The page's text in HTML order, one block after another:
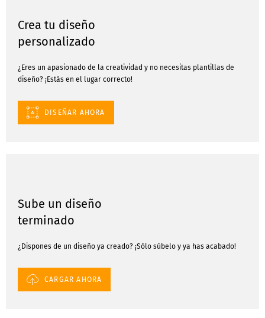
Crea tu diseño
personalizado
¿Eres un apasionado de la creatividad y no necesitas plantillas de
diseño? ¡Estás en el lugar correcto!
DISEÑAR AHORA
Sube un diseño
terminado
¿Dispones de un diseño ya creado? ¡Sólo súbelo y ya has acabado!
CARGAR AHORA